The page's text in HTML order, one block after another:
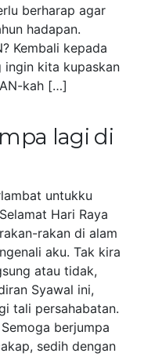
berharap agar
hadapan.
Kembali kepada
ingin kita kupaskan
kah […]
lagi di
untukku
Hari Raya
rakan di alam
aku. Tak kira
atau tidak,
Syawal ini,
tali persahabatan.
berjumpa
sedih dengan